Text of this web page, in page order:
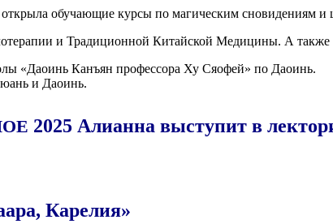
обу­ча­ю­щие кур­сы по маги­че­ским сно­ви­де­ни­ям и
и Тра­ди­ци­он­ной Китай­ской Меди­ци­ны. А так­же
«Дао­инь Канъ­ян про­фес­со­ра Ху Сяо­фей» по Даоинь.
и Даоинь.
2025 Алианна выступит в
Карелия»